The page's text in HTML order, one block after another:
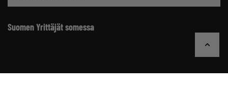
Suomen Yrittäjät somessa